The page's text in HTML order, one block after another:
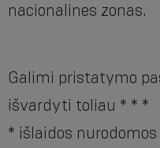
nacionalines zonas.
Galimi pristatymo
išvardyti toliau * * *
* išlaidos